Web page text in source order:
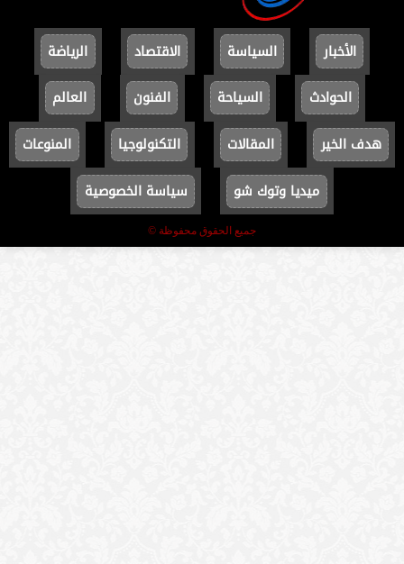
الأخبار السياسة الاقتصاد
الرياضة
الحوادث
السياحة الفنون
العالم
هدف الخير
المقالات التكنولوجيا
المنوعات
ميديا وتوك شو
سياسة الخصوصية
جميع الحقوق محفوظة ©